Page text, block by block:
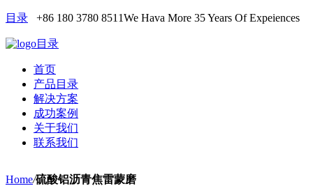
目录 +86 180 3780 8511We Hava More 35 Years Of Expeiences
目录
首页
产品目录
解决方案
成功案例
关于我们
联系我们
Home/硫酸铝沥青焦雷蒙磨